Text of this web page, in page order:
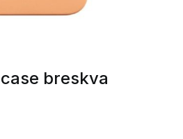
breskva